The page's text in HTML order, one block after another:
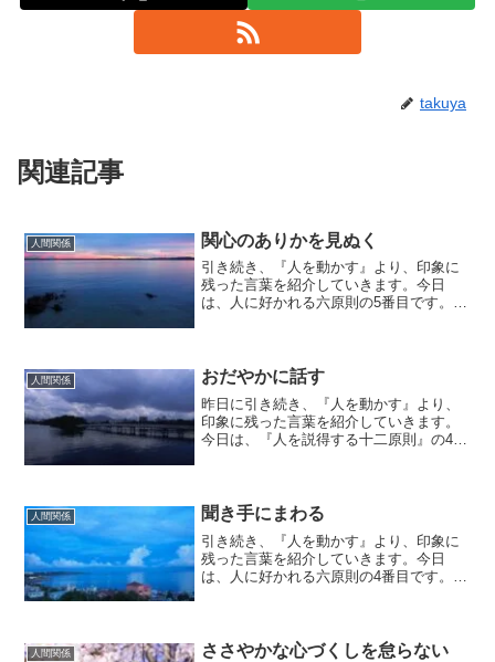
takuya
関連記事
人間関係 関心のありかを見ぬく
引き続き、『人を動かす』より、印象に
残った言葉を紹介していきます。今日
は、人に好かれる六原則の5番目です。相
分の関心のあることを話して...
人間関係 おだやかに話す
昨日に引き続き、『人を動かす』より、
印象に残った言葉を紹介していきます。
今日は、『人を説得する十二原則』の4番
い印象を与え、優しい感...
人間関係 聞き手にまわる
引き続き、『人を動かす』より、印象に
残った言葉を紹介していきます。今日
は、人に好かれる六原則の4番目です。聞
く聞き手にまわっています。...
人間関係 ささやかな心づくしを怠らない